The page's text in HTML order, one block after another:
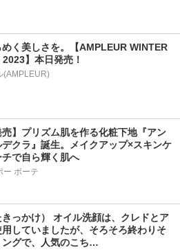
く美しさを。【AMPLEUR WINTER
】本日発売！
(AMPLEUR)
売】プリズム肌を作る化粧下地『アン
クラ』誕生。メイクアップ×スキンケ
で自ら輝く肌へ
ー ボーテ
きっかけ） オイル洗顔は、クレドとア
していましたが、そろそろ終わりそ
ングで、人気のこち…